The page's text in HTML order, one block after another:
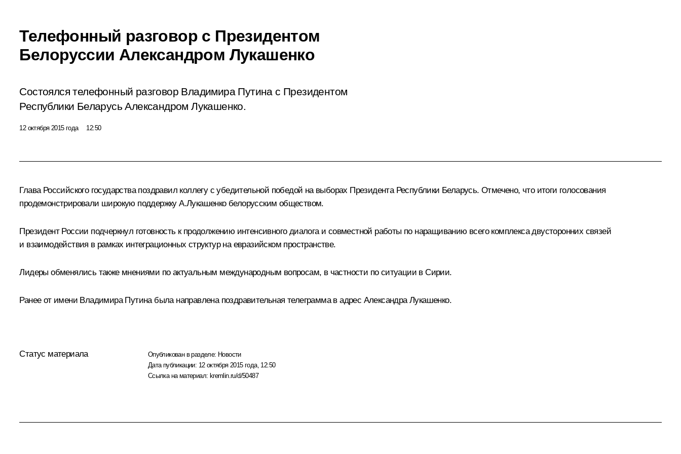
Телефонный разговор с Президентом
Белоруссии Александром Лукашенко
Состоялся телефонный разговор Владимира Путина с Президентом
Республики Беларусь Александром Лукашенко.
12 октября 2015 года 12:50
Глава Российского государства поздравил коллегу с убедительной победой на выборах Президента Республики Беларусь. Отмечено, что итоги голосования
продемонстрировали широкую поддержкуА.Лукашенкобелорусским обществом.
Президент России подчеркнул готовность к продолжению интенсивного диалога и совместной работы по наращиванию всего комплекса двусторонних связей
и взаимодействия в рамках интеграционных структур на евразийском пространстве.
Лидеры обменялись также мнениями по актуальным международным вопросам, в частности по ситуации в Сирии.
Ранее от имени Владимира Путина была направлена поздравительная телеграмма в адрес Александра Лукашенко.
Статус материала Опубликован в разделе: Новости
Дата публикации: 12 октября 2015 года, 12:50
Ссылка на материал: kremlin.ru/d/50487